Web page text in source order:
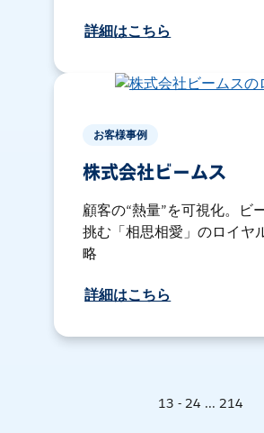
詳細はこちら
お客様事例
株式会社ビームス
顧客の“熱量”を可視化。ビ
挑む「相思相愛」のロイヤ
略
詳細はこちら
13 - 24 ... 214